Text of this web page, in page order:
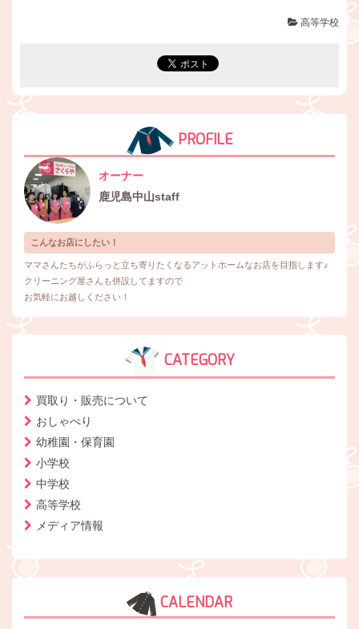
高等学校
PROFILE
オーナー
鹿児島中山staff
こんなお店にしたい！
ママさんたちがふらっと立ち寄りたくなるアットホームなお店を目指します♪
クリーニング屋さんも併設してますので
お気軽にお越しください！
CATEGORY
買取り・販売について
おしゃべり
幼稚園・保育園
小学校
中学校
高等学校
メディア情報
CALENDAR